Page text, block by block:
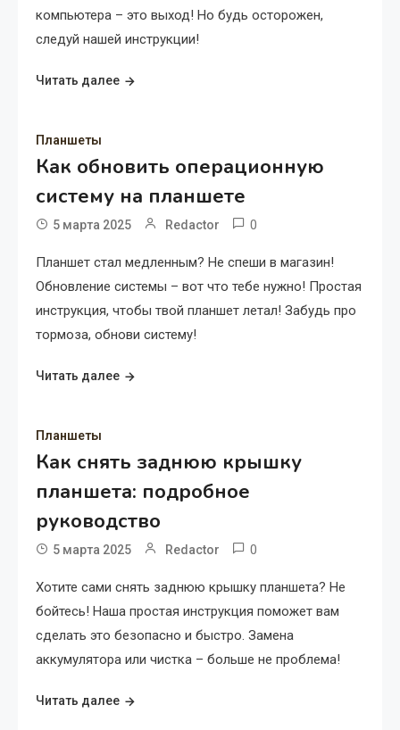
компьютера – это выход! Но будь осторожен,
следуй нашей инструкции!
Читать далее
Планшеты
Как обновить операционную
систему на планшете
5 марта 2025 Redactor 0
Планшет стал медленным? Не спеши в магазин!
Обновление системы – вот что тебе нужно! Простая
инструкция, чтобы твой планшет летал! Забудь про
тормоза, обнови систему!
Читать далее
Планшеты
Как снять заднюю крышку
планшета: подробное
руководство
5 марта 2025 Redactor 0
Хотите сами снять заднюю крышку планшета? Не
бойтесь! Наша простая инструкция поможет вам
сделать это безопасно и быстро. Замена
аккумулятора или чистка – больше не проблема!
Читать далее